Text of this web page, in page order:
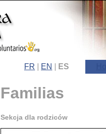
FR EN ES
Familias
Sekcja dla rodziców